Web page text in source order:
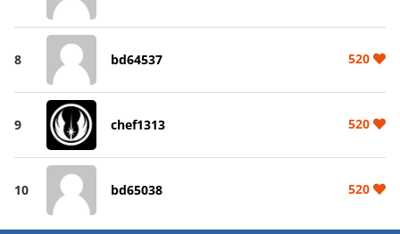
8 bd64537 520
9 chef1313 520
10 bd65038 520